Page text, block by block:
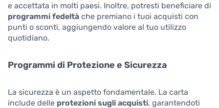
e accettata in molti paesi. Inoltre, potresti beneficiare di
programmi fedeltà che premiano i tuoi acquisti con
punti o sconti, aggiungendo valore al tuo utilizzo
quotidiano.
Programmi di Protezione e Sicurezza
La sicurezza è un aspetto fondamentale. La carta
include delle protezioni sugli acquisti, garantendoti